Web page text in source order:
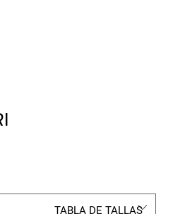
TABLA DE TALLAS